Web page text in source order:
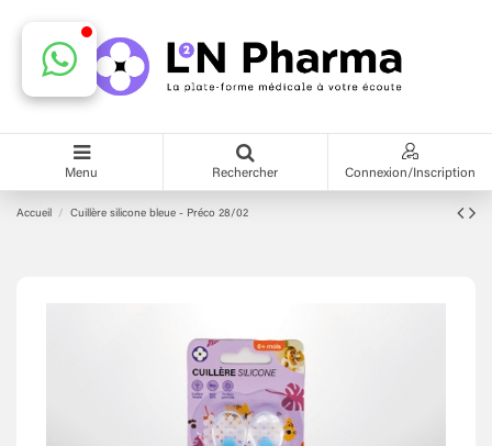
Menu Rechercher Connexion/Inscription
Accueil Cuillère silicone bleue - Préco 28/02